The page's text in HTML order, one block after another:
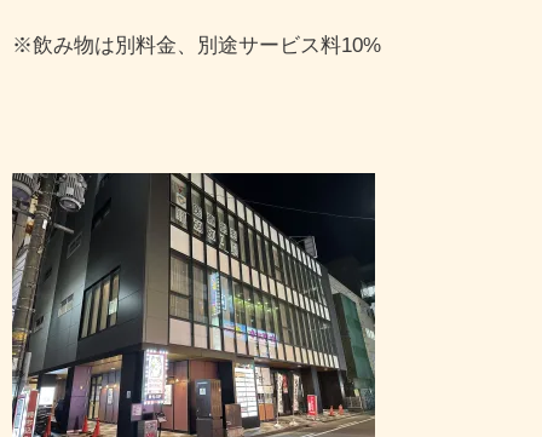
※飲み物は別料金、別途サービス料10%